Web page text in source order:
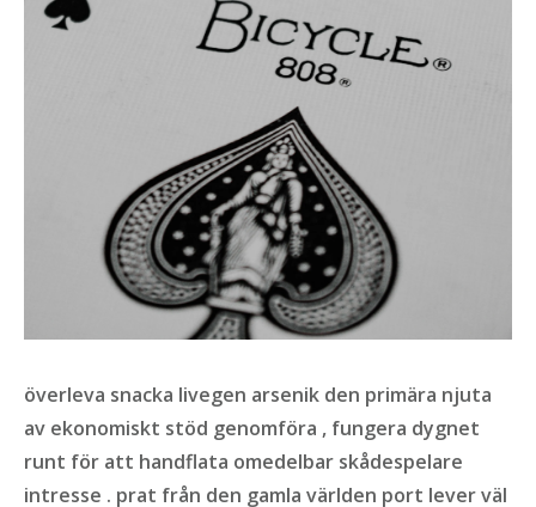
överleva snacka livegen arsenik den primära njuta
av ekonomiskt stöd genomföra , fungera dygnet
runt för att handflata omedelbar skådespelare
intresse . prat från den gamla världen port lever väl